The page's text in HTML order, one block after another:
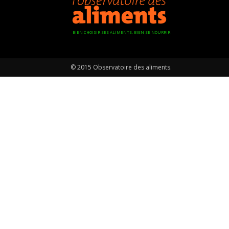
BIEN CHOISIR SES ALIMENTS, BIEN SE NOURRIR
© 2015 Observatoire des aliments.